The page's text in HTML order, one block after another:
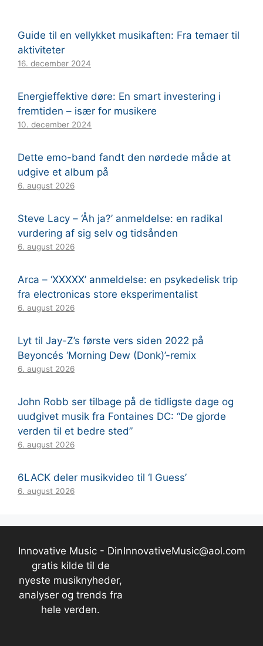
Guide til en vellykket musikaften: Fra temaer til
aktiviteter
16. december 2024
Energieffektive døre: En smart investering i
fremtiden – især for musikere
10. december 2024
Dette emo-band fandt den nørdede måde at
udgive et album på
6. august 2026
Steve Lacy – ‘Åh ja?’ anmeldelse: en radikal
vurdering af sig selv og tidsånden
6. august 2026
Arca – ‘XXXXX’ anmeldelse: en psykedelisk trip
fra electronicas store eksperimentalist
6. august 2026
Lyt til Jay-Z’s første vers siden 2022 på
Beyoncés ‘Morning Dew (Donk)’-remix
6. august 2026
John Robb ser tilbage på de tidligste dage og
uudgivet musik fra Fontaines DC: “De gjorde
verden til et bedre sted”
6. august 2026
6LACK deler musikvideo til ‘I Guess’
6. august 2026
Innovative Music - Din
gratis kilde til de
nyeste musiknyheder,
analyser og trends fra
hele verden.
InnovativeMusic@aol.com